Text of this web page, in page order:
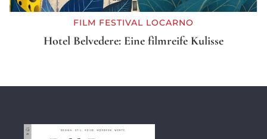
FILM FESTIVAL LOCARNO
Hotel Belvedere: Eine filmreife Kulisse